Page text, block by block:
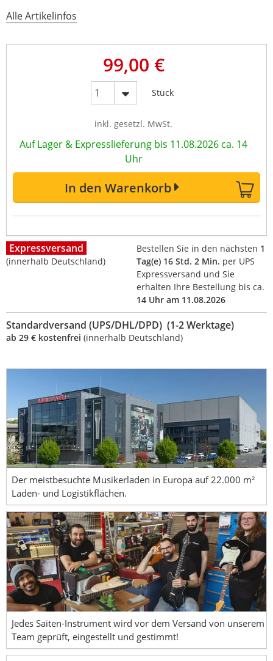
Alle Artikelinfos
99,00 €
Stück
inkl. gesetzl. MwSt.
Auf Lager & Expresslieferung bis 11.08.2026 ca. 14
Uhr
In den Warenkorb
Expressversand
(innerhalb Deutschland)
Bestellen Sie in den nächsten 1
Tag(e) 16 Std. 2 Min. per UPS
Expressversand und Sie
erhalten Ihre Bestellung bis ca.
14 Uhr am 11.08.2026
Standardversand (UPS/DHL/DPD) (1-2 Werktage)
ab 29 € kostenfrei (innerhalb Deutschland)
Der meistbesuchte Musikerladen in Europa auf 22.000 m²
Laden- und Logistikflächen.
Jedes Saiten-Instrument wird vor dem Versand von unserem
Team geprüft, eingestellt und gestimmt!